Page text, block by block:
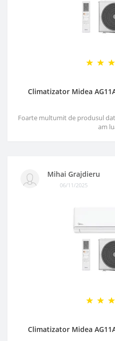
Climatizator Midea
Foarte multumit de produsul
am
Mihai Grajdieru
06/11/2025
Climatizator Midea